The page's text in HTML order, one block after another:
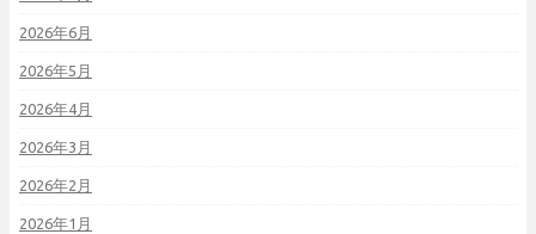
2026年6月
2026年5月
2026年4月
2026年3月
2026年2月
2026年1月